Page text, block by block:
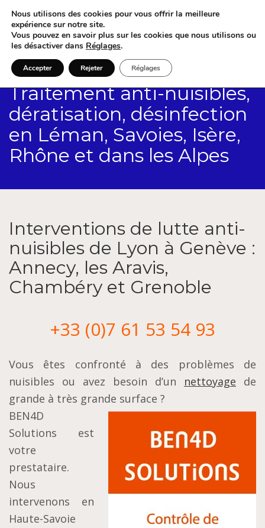
Traitement anti-nuisibles,
dératisation, désinfection
en Léman, Savoies, Isère,
Rhône et dans les Alpes
Interventions de lutte anti-
nuisibles de Lyon à Genève :
Annecy, les Aravis,
Chambéry et Grenoble
+33 (0)7 61 53 54 93
Vous êtes confronté à des problèmes de
nuisibles ou avez besoin d’un nettoyage de
grande à très grande surface ?
BEN4D
Solutions est
votre
prestataire.
Nous
intervenons en
Haute-Savoie
Nous utilisons des cookies pour vous offrir la meilleure
expérience sur notre site.
Vous pouvez en savoir plus sur les cookies que nous utilisons ou
les désactiver dans Réglages.
Accepter Rejeter Réglages